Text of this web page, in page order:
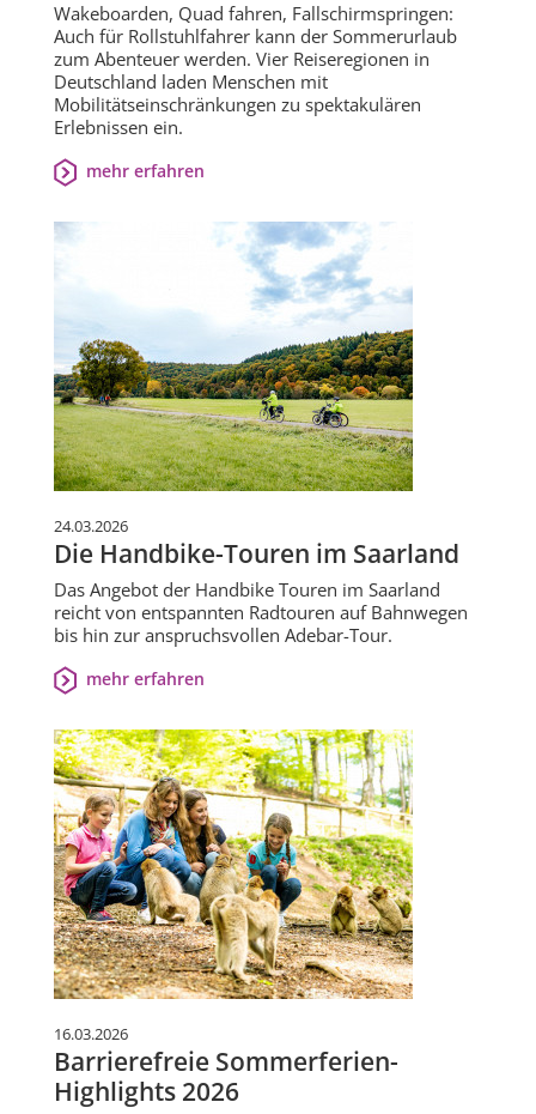
Wakeboarden, Quad fahren, Fallschirmspringen:
Auch für Rollstuhlfahrer kann der Sommerurlaub
zum Abenteuer werden. Vier Reiseregionen in
Deutschland laden Menschen mit
Mobilitätseinschränkungen zu spektakulären
Erlebnissen ein.
mehr erfahren
24.03.2026
Die Handbike-Touren im Saarland
Das Angebot der Handbike Touren im Saarland
reicht von entspannten Radtouren auf Bahnwegen
bis hin zur anspruchsvollen Adebar-Tour.
mehr erfahren
16.03.2026
Barrierefreie Sommerferien-
Highlights 2026